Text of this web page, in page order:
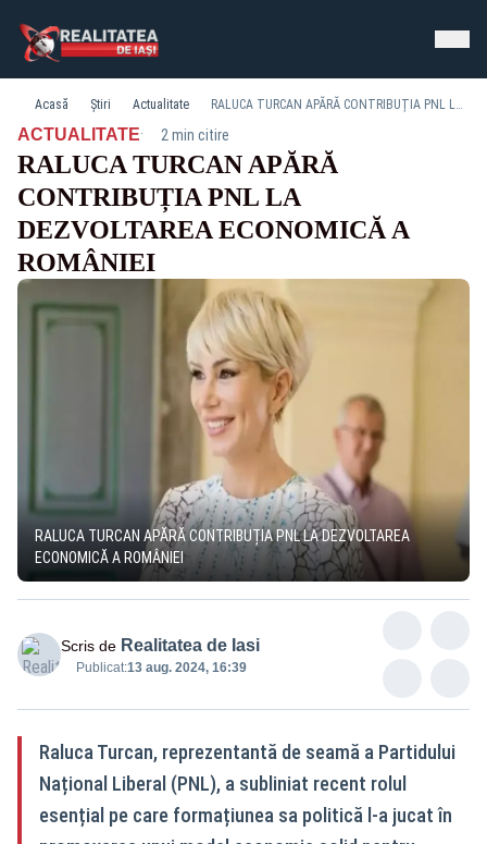
Acasă Știri Actualitate RALUCA TURCAN APĂRĂ CONTRIBUȚIA PNL LA DEZVOLTAREA ECONOMICĂ A ROMÂNIEI
ACTUALITATE· 2 min citire
RALUCA TURCAN APĂRĂ
CONTRIBUȚIA PNL LA
DEZVOLTAREA ECONOMICĂ A
ROMÂNIEI
RALUCA TURCAN APĂRĂ CONTRIBUȚIA PNL LA DEZVOLTAREA
ECONOMICĂ A ROMÂNIEI
Scris de Realitatea de Iasi
Publicat:13 aug. 2024, 16:39
Raluca Turcan, reprezentantă de seamă a Partidului
Național Liberal (PNL), a subliniat recent rolul
esențial pe care formațiunea sa politică l-a jucat în